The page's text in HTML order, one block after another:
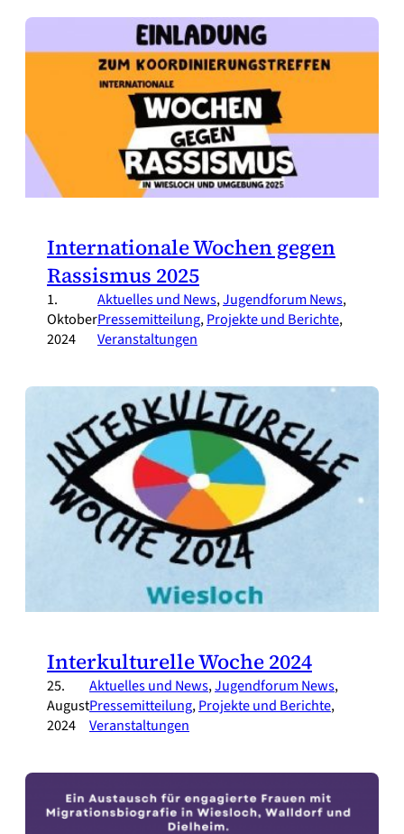
Internationale Wochen gegen
Rassismus 2025
1.
Oktober
2024
Aktuelles und News, Jugendforum News
Pressemitteilung, Projekte und Berichte
Veranstaltungen
Interkulturelle Woche 2024
25.
August
2024
Aktuelles und News, Jugendforum News
Pressemitteilung, Projekte und Berichte
Veranstaltungen